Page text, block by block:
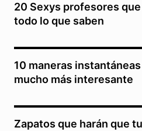
20 Sexys profesores
todo lo que saben
10 maneras
mucho más interesante
Zapatos que harán que